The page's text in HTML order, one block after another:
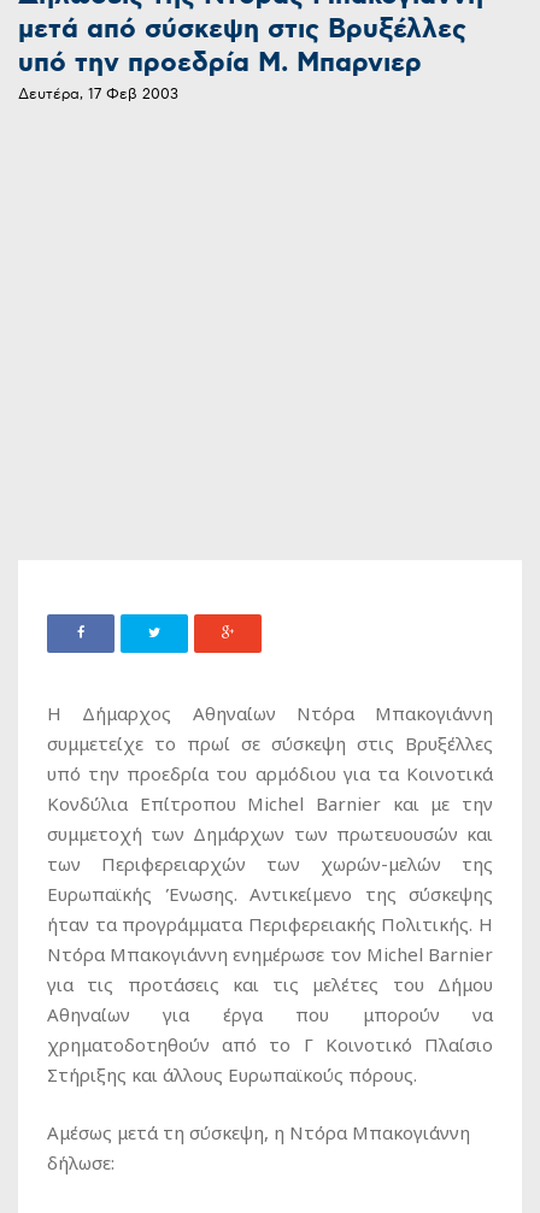
μετά από σύσκεψη στις Βρυξέλλες
υπό την προεδρία M. Μπαρνιερ
Δευτέρα, 17 Φεβ 2003
H Δήμαρχος Αθηναίων Ντόρα Μπακογιάννη
συμμετείχε το πρωί σε σύσκεψη στις Βρυξέλλες
υπό την προεδρία του αρμόδιου για τα Κοινοτικά
Κονδύλια Επίτροπου Michel Barnier και με την
συμμετοχή των Δημάρχων των πρωτευουσών και
των Περιφερειαρχών των χωρών-μελών της
Ευρωπαϊκής Ένωσης. Αντικείμενο της σύσκεψης
ήταν τα προγράμματα Περιφερειακής Πολιτικής. Η
Ντόρα Μπακογιάννη ενημέρωσε τον Michel Barnier
για τις προτάσεις και τις μελέτες του Δήμου
Αθηναίων για έργα που μπορούν να
χρηματοδοτηθούν από το Γ Κοινοτικό Πλαίσιο
Στήριξης και άλλους Ευρωπαϊκούς πόρους.
Αμέσως μετά τη σύσκεψη, η Ντόρα Μπακογιάννη
δήλωσε: